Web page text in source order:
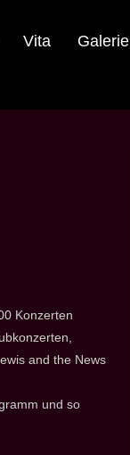
Vita Galerie
Konzerten
and the News
und so